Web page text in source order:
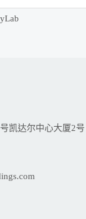
凯达尔中心大厦2